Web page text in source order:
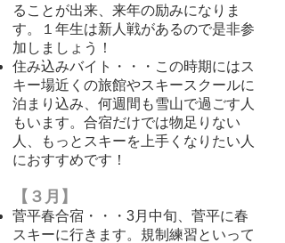
ることが出来、来年の励みになりま
す。１年生は新人戦があるので是非参
加しましょう！
住み込みバイト・・・この時期にはス
キー場近くの旅館やスキースクールに
泊まり込み、何週間も雪山で過ごす人
もいます。合宿だけでは物足りない
人、もっとスキーを上手くなりたい人
におすすめです！
【３月】
菅平春合宿・・・3月中旬、菅平に春
スキーに行きます。規制練習といって